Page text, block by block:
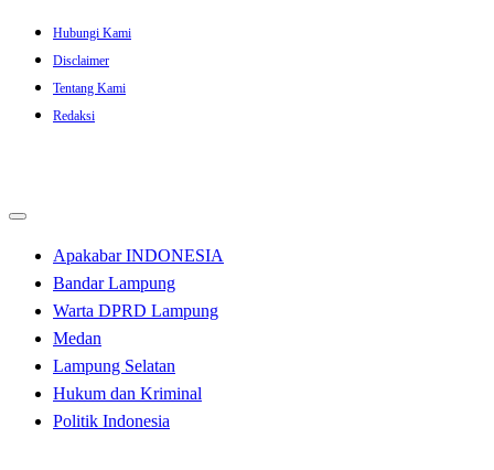
Skip
content
Hubungi Kami
Disclaimer
Tentang Kami
Redaksi
Apakabar INDONESIA
Bandar Lampung
Warta DPRD Lampung
Medan
Lampung Selatan
Hukum dan Kriminal
Politik Indonesia